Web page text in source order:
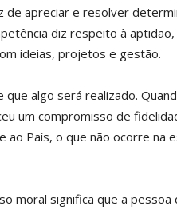
de apreciar e resolver
diz respeito à aptidão,
ideias, projetos e gestão.
algo será realizado.
um compromisso de
ao País, o que não ocorre na
moral significa que a pessoa